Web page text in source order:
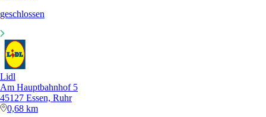
geschlossen
Lidl
Am Hauptbahnhof 5
45127 Essen, Ruhr
0,68 km